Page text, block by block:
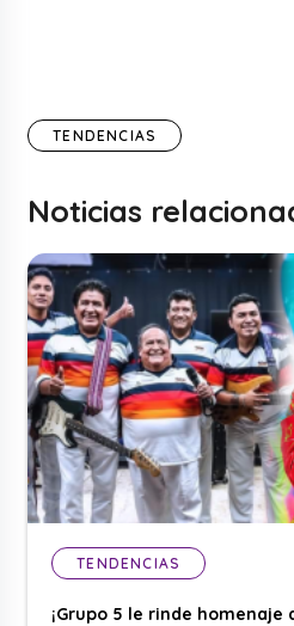
TENDENCIAS
Noticias
TENDENCIAS
¡Grupo 5 le rinde homenaje